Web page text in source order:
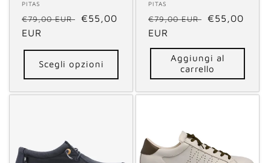
Fornitore:
PITAS
Prezzo
di
listino
€79,00 EUR
Prezzo
€55,00
EUR
Scegli opzioni
Fornitore:
PITAS
Prezzo
di
listino
€79,00 EUR
Prezzo
€55,00
EUR
Aggiungi al
carrello